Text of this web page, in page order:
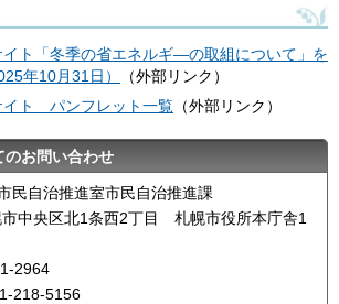
ト「冬季の省エネルギ―の取組について」を
年10月31日）
（外部リンク）
イト パンフレット一覧 （外部リンク）
のお問い合わせ
民自治推進室市民自治推進課
中央区北1条西2丁目 札幌市役所本庁舎1
2964
218-5156